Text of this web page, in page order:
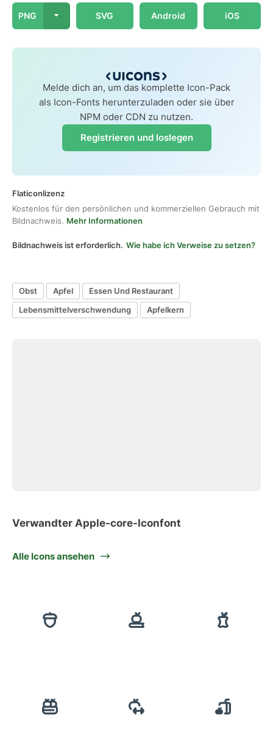
PNG SVG Android iOS
Melde dich an, um das komplette Icon-Pack
als Icon-Fonts herunterzuladen oder sie über
NPM oder CDN zu nutzen.
Registrieren und loslegen
Flaticonlizenz
Kostenlos für den persönlichen und kommerziellen Gebrauch mit
Bildnachweis. Mehr Informationen
Bildnachweis ist erforderlich. Wie habe ich Verweise zu setzen?
Obst Apfel
Essen Und Restaurant
Lebensmittelverschwendung
Apfelkern
Verwandter Apple-core-Iconfont
Alle Icons ansehen